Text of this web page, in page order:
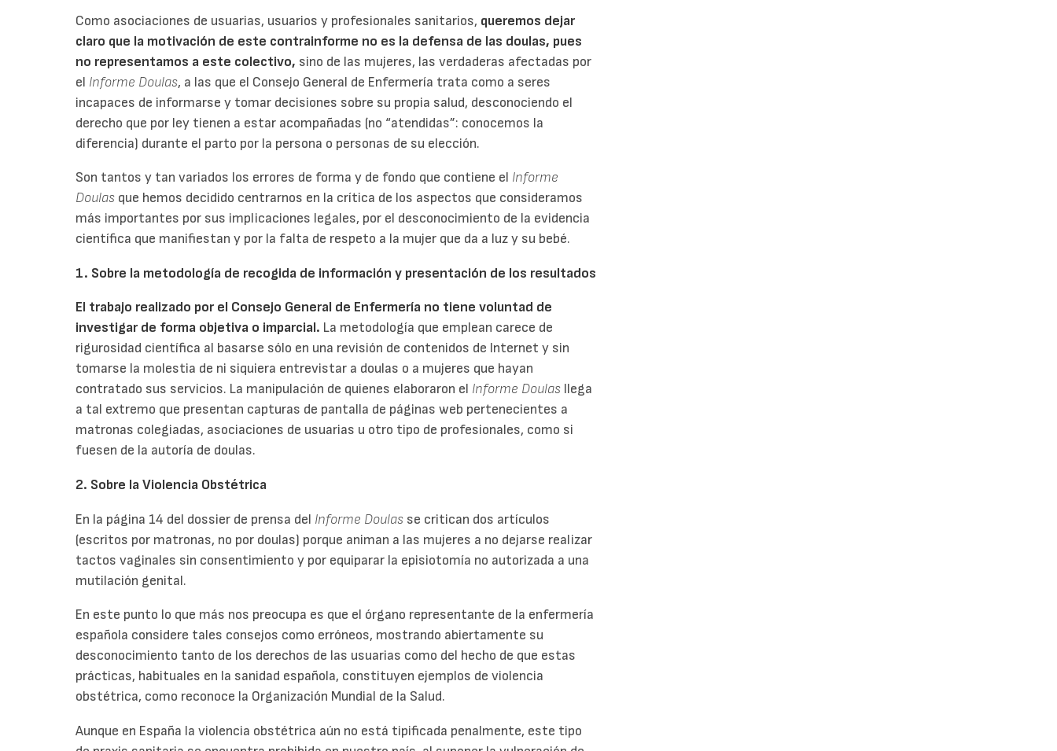
Como asociaciones de usuarias, usuarios y profesionales sanitarios, queremos dejar
claro que la motivación de este contrainforme no es la defensa de las doulas, pues
no representamos a este colectivo, sino de las mujeres, las verdaderas afectadas por
el Informe Doulas, a las que el Consejo General de Enfermería trata como a seres
incapaces de informarse y tomar decisiones sobre su propia salud, desconociendo el
derecho que por ley tienen a estar acompañadas (no “atendidas”: conocemos la
diferencia) durante el parto por la persona o personas de su elección.
Son tantos y tan variados los errores de forma y de fondo que contiene el Informe
Doulas que hemos decidido centrarnos en la crítica de los aspectos que consideramos
más importantes por sus implicaciones legales, por el desconocimiento de la evidencia
científica que manifiestan y por la falta de respeto a la mujer que da a luz y su bebé.
1. Sobre la metodología de recogida de información y presentación de los resultados
El trabajo realizado por el Consejo General de Enfermería no tiene voluntad de
investigar de forma objetiva o imparcial. La metodología que emplean carece de
rigurosidad científica al basarse sólo en una revisión de contenidos de Internet y sin
tomarse la molestia de ni siquiera entrevistar a doulas o a mujeres que hayan
contratado sus servicios. La manipulación de quienes elaboraron el Informe Doulas llega
a tal extremo que presentan capturas de pantalla de páginas web pertenecientes a
matronas colegiadas, asociaciones de usuarias u otro tipo de profesionales, como si
fuesen de la autoría de doulas.
2. Sobre la Violencia Obstétrica
En la página 14 del dossier de prensa del Informe Doulas se critican dos artículos
(escritos por matronas, no por doulas) porque animan a las mujeres a no dejarse realizar
tactos vaginales sin consentimiento y por equiparar la episiotomía no autorizada a una
mutilación genital.
En este punto lo que más nos preocupa es que el órgano representante de la enfermería
española considere tales consejos como erróneos, mostrando abiertamente su
desconocimiento tanto de los derechos de las usuarias como del hecho de que estas
prácticas, habituales en la sanidad española, constituyen ejemplos de violencia
obstétrica, como reconoce la Organización Mundial de la Salud.
Aunque en España la violencia obstétrica aún no está tipificada penalmente, este tipo